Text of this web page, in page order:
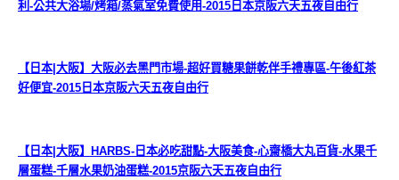
利-公共大浴場/烤箱/蒸氣室免費使用-2015日本京阪六天五夜自由行
【日本|大阪】大阪必去黑門市場-超好買糖果餅乾伴手禮專區-午後紅茶
好便宜-2015日本京阪六天五夜自由行
【日本|大阪】HARBS-日本必吃甜點-大阪美食-心齋橋大丸百貨-水果千
層蛋糕-千層水果奶油蛋糕-2015京阪六天五夜自由行